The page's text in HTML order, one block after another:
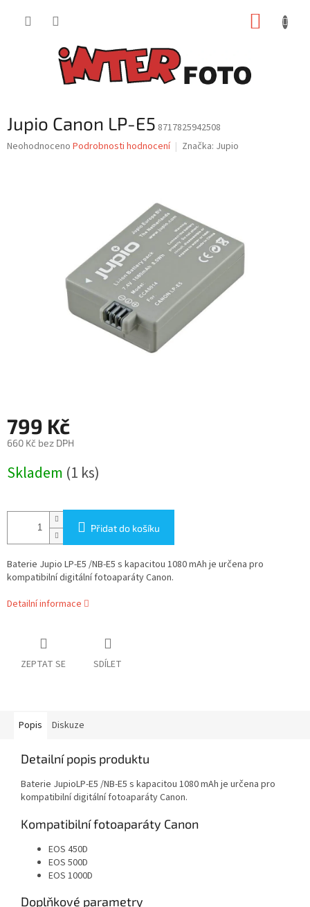
Jupio Canon LP-E5 8717825942508
Průměrné
Neohodnoceno Podrobnosti hodnocení Značka: Jupio
799 Kč
660 Kč bez DPH
cena:
Skladem (1 ks)
Přidat do košíku
Baterie Jupio LP-E5 /NB-E5 s kapacitou 1080 mAh je určena pro
kompatibilní digitální fotoaparáty Canon.
Detailní informace
ZEPTAT SE SDÍLET
Popis Diskuze
Detailní popis produktu
Baterie JupioLP-E5 /NB-E5 s kapacitou 1080 mAh je určena pro
kompatibilní digitální fotoaparáty Canon.
Kompatibilní fotoaparáty Canon
EOS 450D
EOS 500D
EOS 1000D
Doplňkové parametry